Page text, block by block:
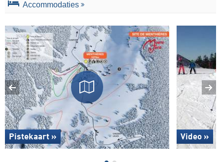
Accommodaties
Pistekaart » Video »